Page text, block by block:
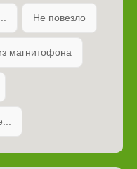
Не повезло
магнитофона